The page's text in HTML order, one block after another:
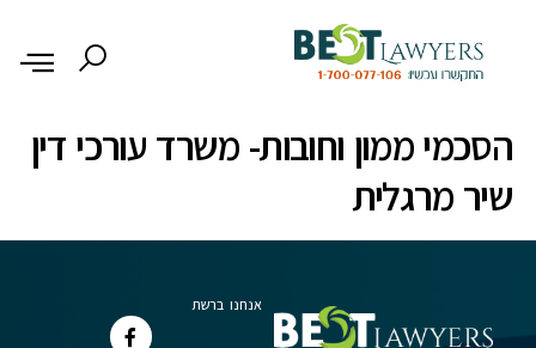
הסכמי ממון וחובות- משרד עורכי דין
שיר מרגלית
אנחנו ברשת